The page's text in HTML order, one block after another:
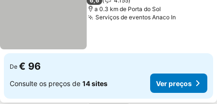
a 0.3 km de Porta do Sol
Serviços de eventos Anaco In
De € 96
Consulte os preços de 14 sites Ver preços